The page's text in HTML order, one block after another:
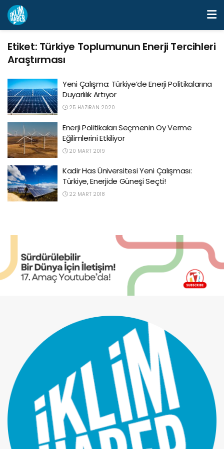
Etiket: Türkiye Toplumunun Enerji Tercihleri
Araştırması
Yeni Çalışma: Türkiye’de Enerji Politikalarına
Duyarlılık Artıyor
25 HAZIRAN 2020
Enerji Politikaları Seçmenin Oy Verme
Eğilimlerini Etkiliyor
20 MART 2019
Kadir Has Üniversitesi Yeni Çalışması:
Türkiye, Enerjide Güneşi Seçti!
22 MART 2018